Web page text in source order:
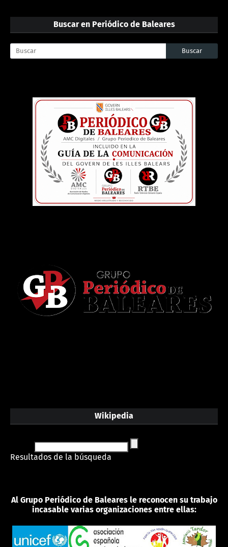
Buscar en Periódico de Baleares
Wikipedia
Resultados de la búsqueda
Al Grupo Periódico de Baleares le reconocen su trabajo
incasable varias organizaciones entre ellas: